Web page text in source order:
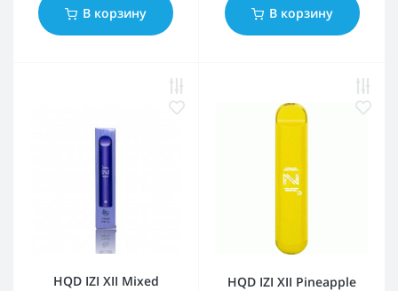
В корзину В корзину
HQD IZI XII Mixed
HQD IZI XII Pineapple